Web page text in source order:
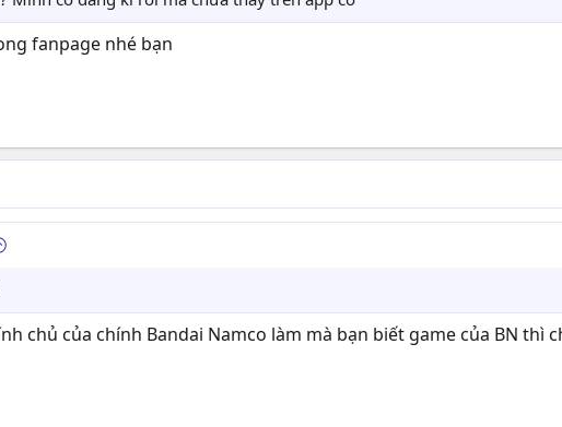
fanpage nhé bạn
chủ của chính Bandai Namco làm mà bạn biết game của BN thì